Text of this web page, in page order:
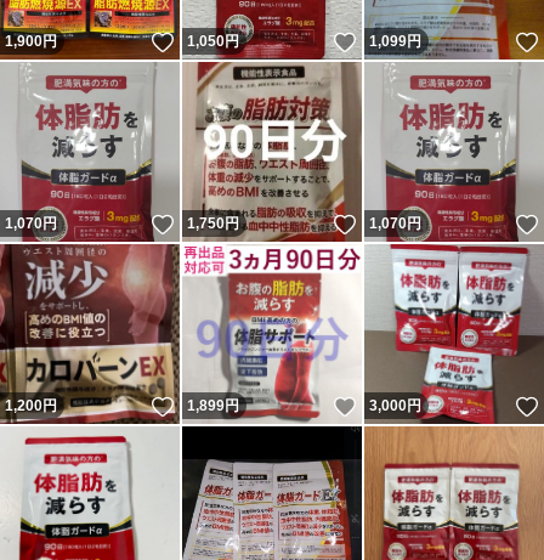
1,900円 いいね！
1,050円 いいね！
1,099円
1,070円 いいね！
1,750円 いいね！
1,070円
1,200円 いいね！
1,899円 いいね！
3,000円